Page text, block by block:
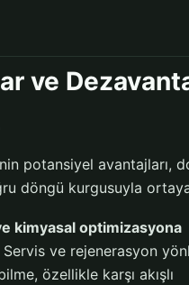
ve
potansiyel avantajları,
döngü kurgusuyla
kimyasal optimizasyona
Servis ve rejenerasyon
özellikle karşı akışlı